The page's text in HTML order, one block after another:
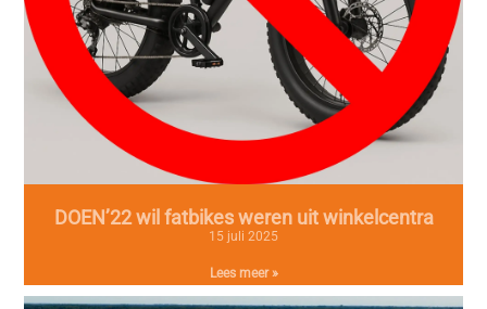
DOEN’22 wil fatbikes weren uit winkelcentra
15 juli 2025
Lees meer »